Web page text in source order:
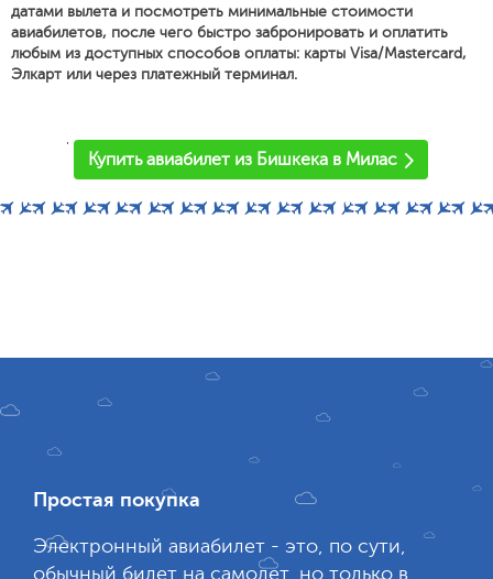
датами вылета и посмотреть минимальные стоимости
авиабилетов, после чего быстро забронировать и оплатить
любым из доступных способов оплаты: карты Visa/Mastercard,
Элкарт или через платежный терминал.
'
Купить авиабилет из Бишкека в Милас
Простая покупка
Электронный авиабилет - это, по сути,
обычный билет на самолет, но только в